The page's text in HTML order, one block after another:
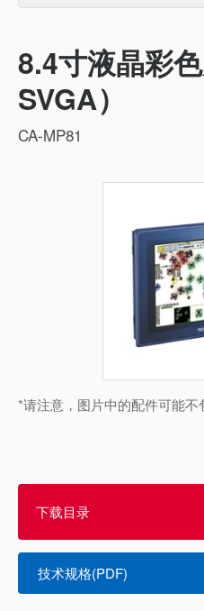
8.4寸液晶彩
SVGA）
CA-MP81
*请注意，图片中的配件可能不
下载目录
技术规格(PDF)